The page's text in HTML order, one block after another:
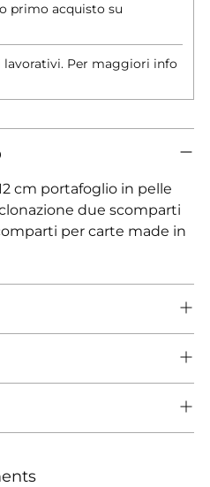
primo acquisto su
lavorativi. Per maggiori info
cm portafoglio in pelle
due scomparti
per carte made in